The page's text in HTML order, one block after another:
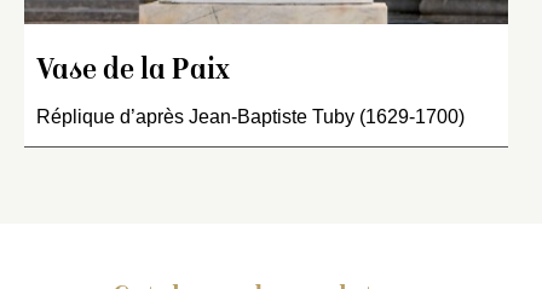
Vase de la Paix
Réplique d’après Jean-Baptiste Tuby (1629-1700)